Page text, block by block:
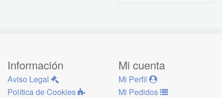
Información
Aviso Legal
Política de Cookies
Mi cuenta
Mi Perfil
Mi Pedidos